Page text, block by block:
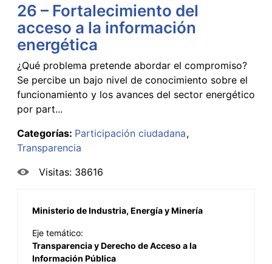
26 – Fortalecimiento del
acceso a la información
energética
¿Qué problema pretende abordar el compromiso?
Se percibe un bajo nivel de conocimiento sobre el
funcionamiento y los avances del sector energético
por part...
Categorías: Participación ciudadana
Transparencia
Visitas: 38616
Ministerio de Industria, Energía y Minería
Eje temático:
Transparencia y Derecho de Acceso a la
Información Pública